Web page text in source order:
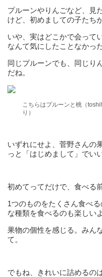
プルーンやりんごなど、見
けど、初めましての子たち
いや、実はどこかで会って
なんて気にしたことなかった
同じプルーンでも、同じり
だね。
こちらはプルーンと桃（
り）
いずれにせよ、菅野さんの
っと「はじめまして」でい
初めてってだけで、食べる
1つのものをたくさん食べ
な種類を食べるのも楽しいよ
果物の個性を感じる。みん
て。
でもね、きれいに詰めるの